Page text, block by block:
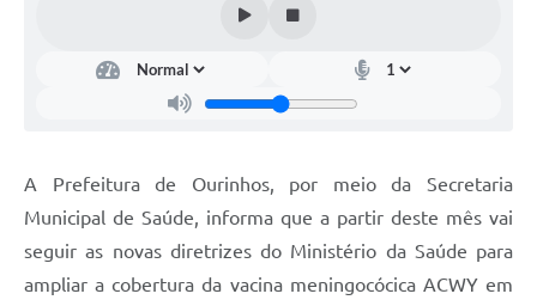
A Prefeitura de Ourinhos, por meio da Secretaria
Municipal de Saúde, informa que a partir deste mês vai
seguir as novas diretrizes do Ministério da Saúde para
ampliar a cobertura da vacina meningocócica ACWY em